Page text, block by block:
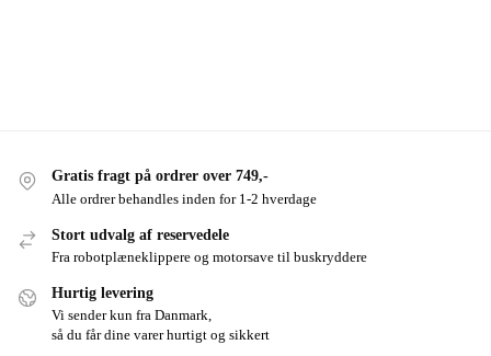
Gratis fragt på ordrer over 749,-
Alle ordrer behandles inden for 1-2 hverdage
Stort udvalg af reservedele
Fra robotplæneklippere og motorsave til buskryddere
Hurtig levering
Vi sender kun fra Danmark,
så du får dine varer hurtigt og sikkert